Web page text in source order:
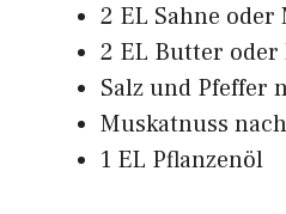
2 EL Sahne
2 EL Butter
Salz und Pfeffer
Muskatnuss
1 EL Pflanzenöl